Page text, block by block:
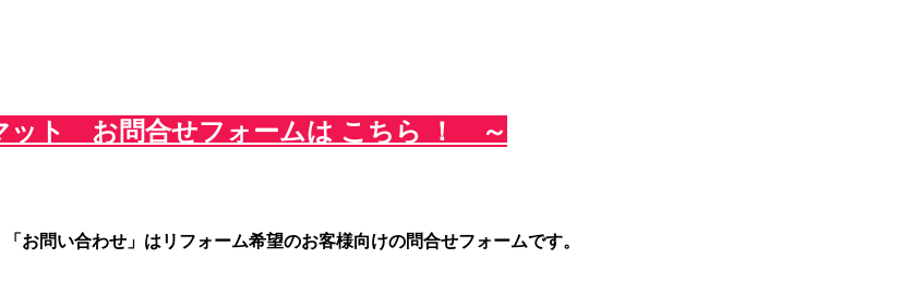
ット お問合せフォームは こちら ！ ～
お問い合わせ」はリフォーム希望のお客様向けの問合せフォームです。